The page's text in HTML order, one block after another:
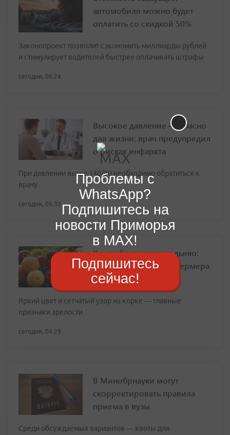
автомобиля можно будет
оплатить со скидкой 50%
Законопроект позволит сэкономить миллиарды рублей
и стимулирует водителей быстрее оплачивать штрафы
сегодня, 06:24
Высокое давление — опасно
для жизни: врач предупредил
о рисках инфаркта
При давлении выше 140/90 необходимо обратиться к
врачу
сегодня, 05:33
Как выбрать спелую дыню:
простые правила от фермера
Яркий цвет и сетчатый узор на корке — главные
признаки зрелости
сегодня, 04:29
В Минобрнауки могут
скорректировать правила
приема в вузы
Среди обсуждаемых вариантов — квоты для
Проблемы с
WhatsApp?
Подпишитесь на
новости Приморья
в MAX!
Подпишитесь
сейчас!